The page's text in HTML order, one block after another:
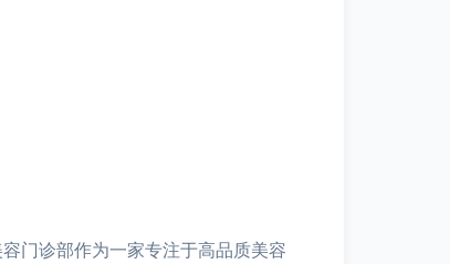
门诊部作为一家专注于高品质美容